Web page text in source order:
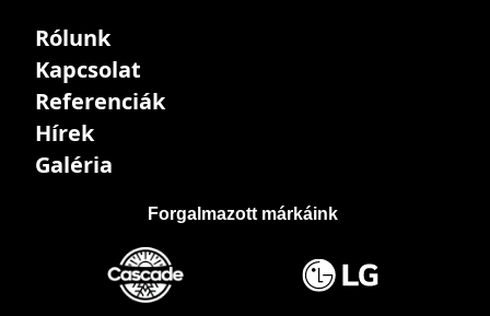
Rólunk
Kapcsolat
Referenciák
Hírek
Galéria
Forgalmazott márkáink